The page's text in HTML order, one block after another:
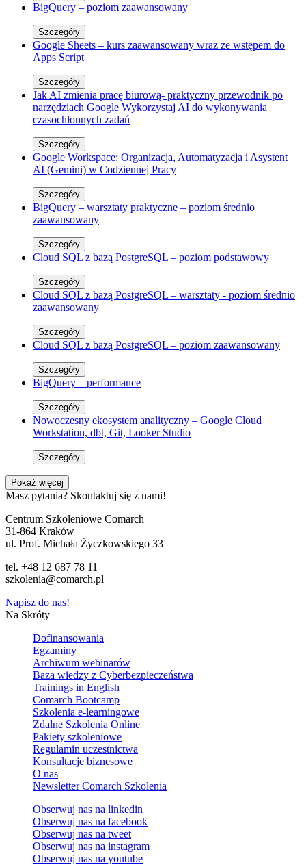
BigQuery – poziom zaawansowany
Szczegóły
Google Sheets – kurs zaawansowany wraz ze wstępem do
Apps Script
Szczegóły
Jak AI zmienia pracę biurową- praktyczny przewodnik po
narzędziach Google Wykorzystaj AI do wykonywania
czasochłonnych zadań
Szczegóły
Google Workspace: Organizacja, Automatyzacja i Asystent
AI (Gemini) w Codziennej Pracy
Szczegóły
BigQuery – warsztaty praktyczne – poziom średnio
zaawansowany
Szczegóły
Cloud SQL z bazą PostgreSQL – poziom podstawowy
Szczegóły
Cloud SQL z bazą PostgreSQL – warsztaty - poziom średnio
zaawansowany
Szczegóły
Cloud SQL z bazą PostgreSQL – poziom zaawansowany
Szczegóły
BigQuery – performance
Szczegóły
Nowoczesny ekosystem analityczny – Google Cloud
Workstation, dbt, Git, Looker Studio
Szczegóły
Pokaż więcej
Masz pytania? Skontaktuj się z nami!
Centrum Szkoleniowe Comarch
31-864 Kraków
ul. Prof. Michała Życzkowskiego 33
tel. +48 12 687 78 11
szkolenia@comarch.pl
Napisz do nas!
Na Skróty
Dofinansowania
Egzaminy
Archiwum webinarów
Baza wiedzy z Cyberbezpieczeństwa
Trainings in English
Comarch Bootcamp
Szkolenia e-learningowe
Zdalne Szkolenia Online
Pakiety szkoleniowe
Regulamin uczestnictwa
Konsultacje biznesowe
O nas
Newsletter Comarch Szkolenia
Obserwuj nas na linkedin
Obserwuj nas na facebook
Obserwuj nas na tweet
Obserwuj nas na instagram
Obserwuj nas na youtube